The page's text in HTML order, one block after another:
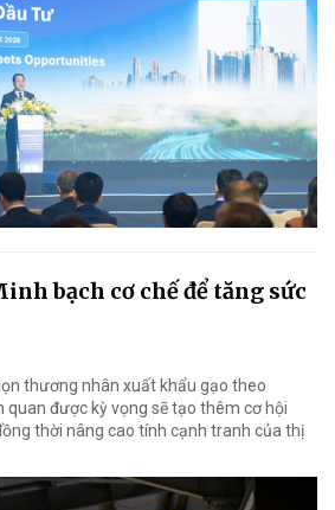
bạch cơ chế để tăng sức
thương nhân xuất khẩu gạo theo
quan được kỳ vọng sẽ tạo thêm cơ hội
thời nâng cao tính cạnh tranh của thị